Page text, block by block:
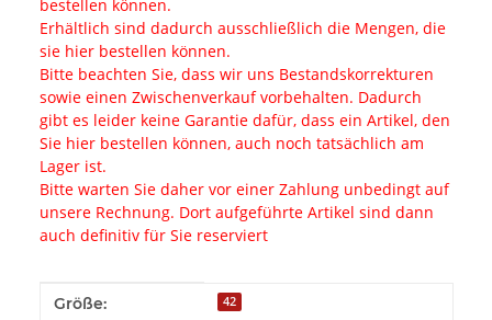
bestellen können.
Erhältlich sind dadurch ausschließlich die Mengen, die
sie hier bestellen können.
Bitte beachten Sie, dass wir uns Bestandskorrekturen
sowie einen Zwischenverkauf vorbehalten. Dadurch
gibt es leider keine Garantie dafür, dass ein Artikel, den
Sie hier bestellen können, auch noch tatsächlich am
Lager ist.
Bitte warten Sie daher vor einer Zahlung unbedingt auf
unsere Rechnung. Dort aufgeführte Artikel sind dann
auch definitiv für Sie reserviert
Produkteigenschaft
Wert
Größe: 42